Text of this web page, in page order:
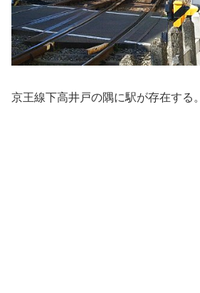
京王線下高井戸の隅に駅が存在する。